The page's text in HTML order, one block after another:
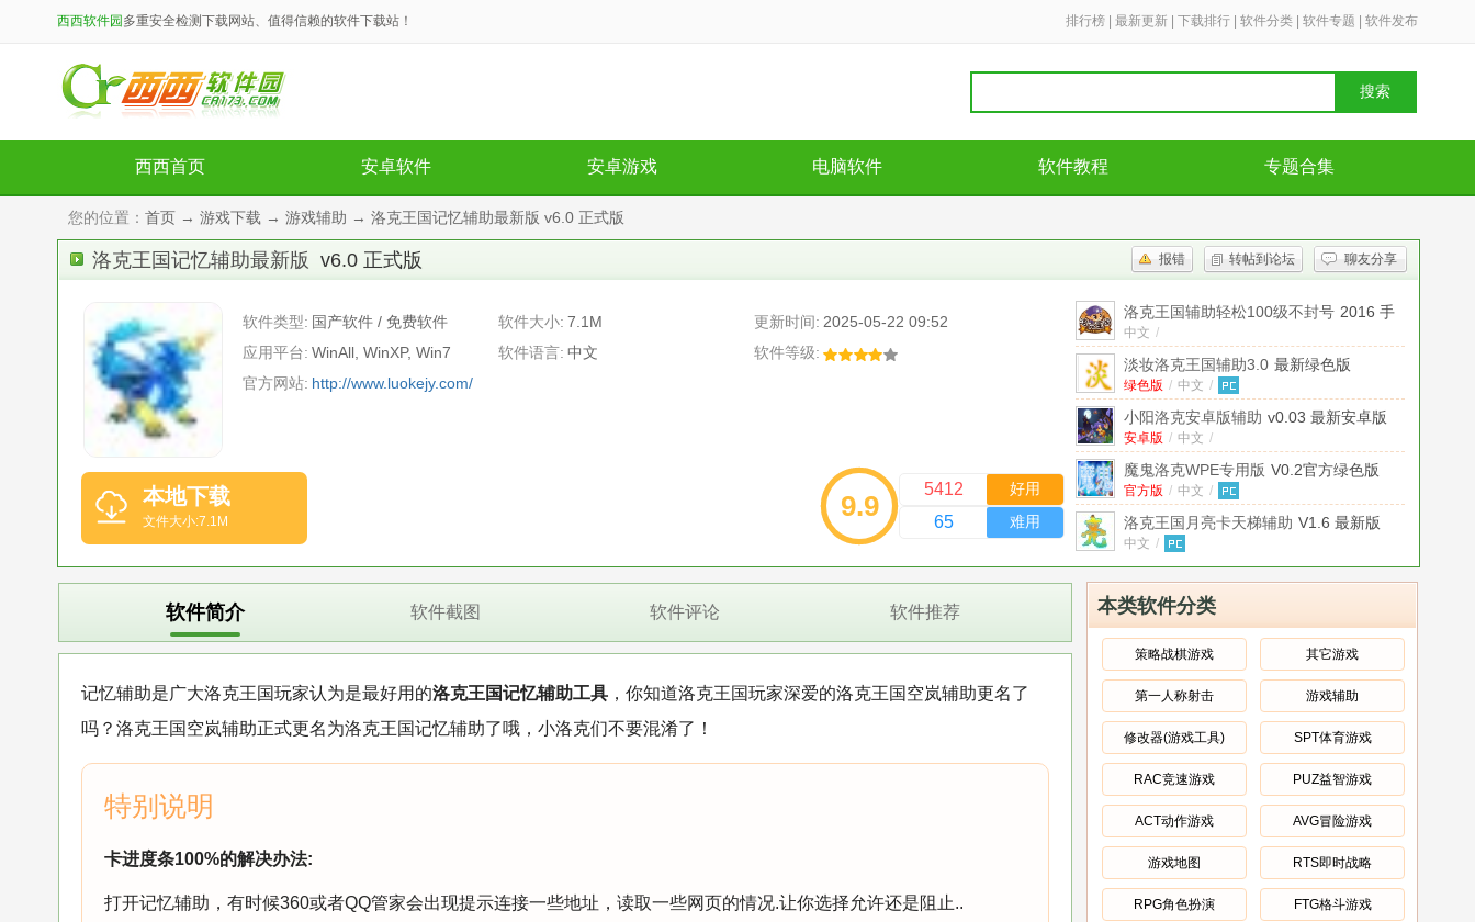
西西软件园 多重安全检测下载网站、值得信赖的软件下载站！ 排行榜 最新更新 下载排行 软件分类 软件专题 软件发布
搜索
西西首页 安卓软件 安卓游戏 电脑软件 软件教程 专题合集
您的位置： 首页 → 游戏下载 → 游戏辅助 → 洛克王国记忆辅助最新版 v6.0 正式版
洛克王国记忆辅助最新版 v6.0 正式版 报错 转帖到论坛 聊友分享
软件类型: 国产软件 / 免费软件 软件大小: 7.1M 更新时间: 2025-05-22 09:52
应用平台: WinAll, WinXP, Win7 软件语言: 中文
软件等级:
官方网站: http://www.luokejy.com/
本地下载
文件大小:7.1M 9.9
5412 好用
65 难用
洛克王国辅助轻松100级不封号 2016 手
机版
中文 /
淡妆洛克王国辅助3.0 最新绿色版
绿色版 / 中文 /
小阳洛克安卓版辅助 v0.03 最新安卓版
安卓版 / 中文 /
魔鬼洛克WPE专用版 V0.2官方绿色版
官方版 / 中文 /
洛克王国月亮卡天梯辅助 V1.6 最新版
中文 /
中文 /
小涛洛克王国逆天辅助 v1.6 绿色免费版
绿色版 / 中文 /
魔鬼洛克王国全能辅助 v2.99 官方最新
版
官方版 / 中文 /
洛克王国季末辅助(洛克王国等级器) V2.3
免费版
免费版 / 中文 /
洛克王国弑神辅助 V2.3 官方最新版
官方版 / 中文 /
本类软件分类
策略战棋游戏 其它游戏
第一人称射击 游戏辅助
修改器(游戏工具) SPT体育游戏
RAC竞速游戏 PUZ益智游戏
ACT动作游戏 AVG冒险游戏
游戏地图 RTS即时战略
RPG角色扮演 FTG格斗游戏
软件简介 软件截图 软件评论 软件推荐
记忆辅助是广大洛克王国玩家认为是最好用的洛克王国记忆辅助工具 ，你知道洛克王国玩家深爱的洛克王国空岚辅助更名了
吗？洛克王国空岚辅助正式更名为洛克王国记忆辅助了哦，小洛克们不要混淆了！
卡进度条100%的解决办法:
打开记忆辅助，有时候360或者QQ管家会出现提示连接一些地址，读取一些网页的情况.让你选择允许还是阻止..